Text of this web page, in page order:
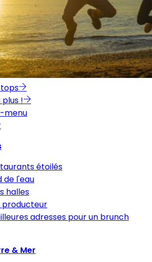
!
menu
étoilés
de l'eau
halles
producteur
adresses pour un brunch
& Mer